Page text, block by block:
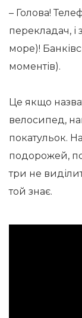
– Голова!
перекладач, і
море)!
моментів).
Це якщо
велосипед,
покатульок.
подорожей,
три не
той знає.